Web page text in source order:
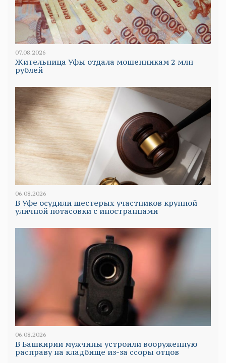
07.08.2026
Жительница Уфы отдала мошенникам 2 млн
рублей
06.08.2026
В Уфе осудили шестерых участников крупной
уличной потасовки с иностранцами
06.08.2026
В Башкирии мужчины устроили вооруженную
расправу на кладбище из-за ссоры отцов